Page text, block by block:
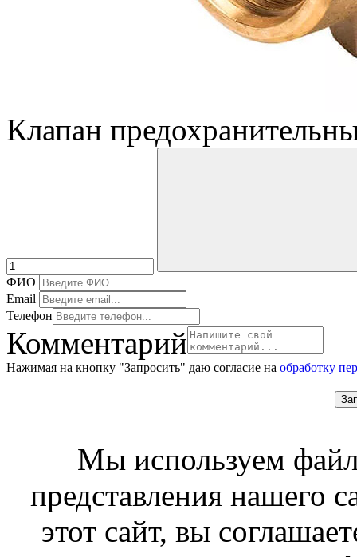
Клапан
ФИО
Email
Телефон
Комментарий
Нажимая на кнопку "Запросить" даю согласие на обработку
Мы используем
представления нашего
этот сайт, вы